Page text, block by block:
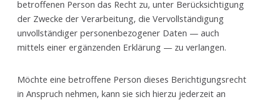
betroffenen Person das Recht zu, unter Berücksichtigung
der Zwecke der Verarbeitung, die Vervollständigung
unvollständiger personenbezogener Daten — auch
mittels einer ergänzenden Erklärung — zu verlangen.
Möchte eine betroffene Person dieses Berichtigungsrecht
in Anspruch nehmen, kann sie sich hierzu jederzeit an